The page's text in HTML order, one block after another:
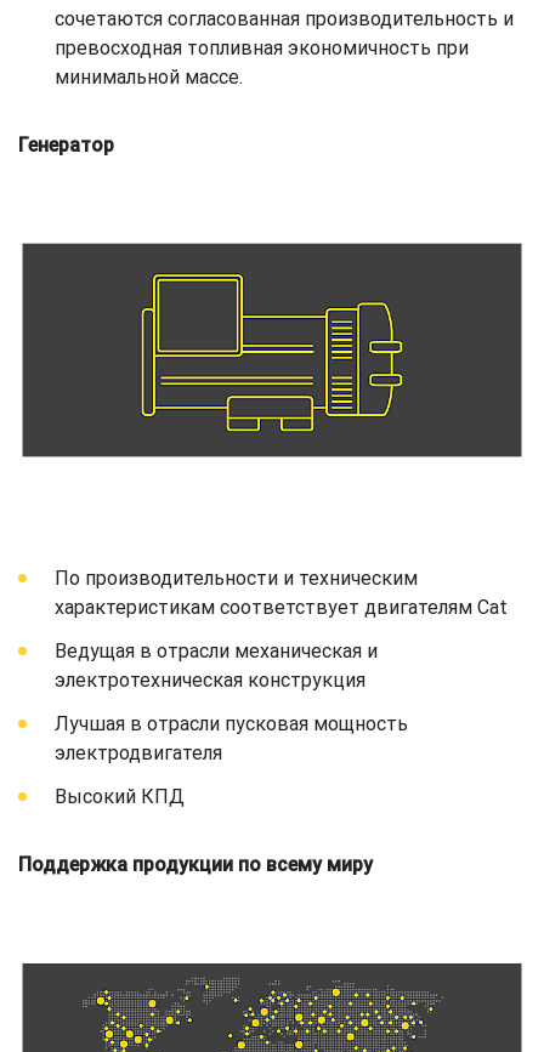
сочетаются согласованная производительность и
превосходная топливная экономичность при
минимальной массе.
Генератор
По производительности и техническим
характеристикам соответствует двигателям Cat
Ведущая в отрасли механическая и
электротехническая конструкция
Лучшая в отрасли пусковая мощность
электродвигателя
Высокий КПД
Поддержка продукции по всему миру